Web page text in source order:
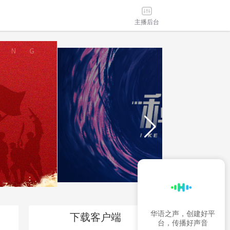
主播后台
华语之声，创建好平
台，传播好声音